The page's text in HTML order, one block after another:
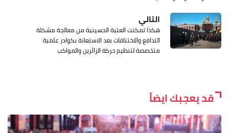
التالي
هكذا تمكنت العتبة الحسينية من معالجة مشكلة
التدافع والاختناقات بعد الاستعانة بكوادر علمية
متخصصة لتنظيم حركة الزائرين والمواكب
قد يعجبك ايضاً